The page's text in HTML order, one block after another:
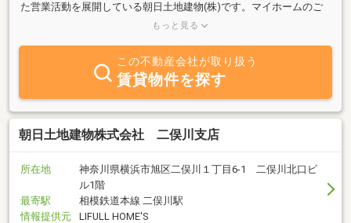
た営業活動を展開している朝日土地建物(株)です。マイホームのご
購入・ご売却はもちろん、税や相続といったお悩み・ご相談もいつ
もっと見る
この不動産会社が取り扱う
賃貸物件を探す
朝日土地建物株式会社 二俣川支店
所在地
神奈川県横浜市旭区二俣川１丁目6-1 二俣川北口ビ
ル1階
最寄駅
相模鉄道本線 二俣川駅
情報提供元
LIFULL HOME'S